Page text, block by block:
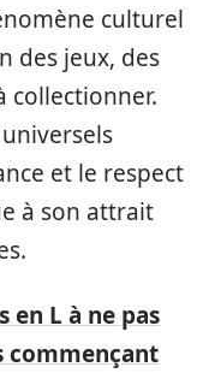
culturel
des jeux, des
collectionner.
et le respect
à son attrait
en L à ne pas
commençant